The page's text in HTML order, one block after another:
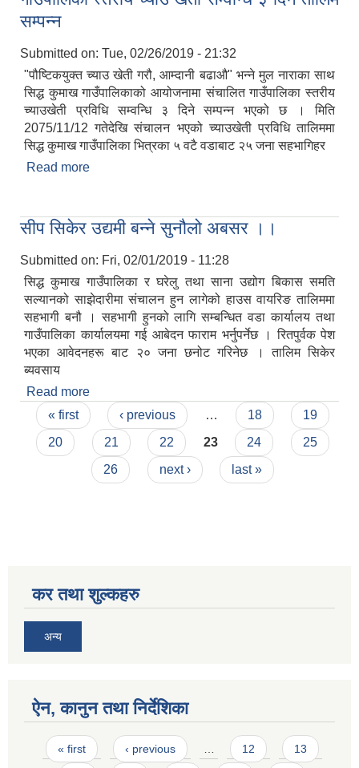
सम्पन्न
Submitted on: Tue, 02/26/2019 - 21:32
"पौष्टिकयुक्त च्याउ खेती गरौ, आम्दानी बढाऔ" भन्ने मुल नाराका साथ
सिद्ध कुमाख गाउँपालिकाको आयोजनामा संचालित गाउँपालिका स्तरीय
च्याउखेती प्रविधि सम्वन्धि ३ दिने सम्पन्न भएको छ । मिति
2075/11/12 गतेदेखि संचालन भएको च्याउखेती प्रविधि तालिममा
सिद्ध कुमाख गाउँपालिका भित्रका ५ वटै वडाबाट २५ जना सहभागिहर
Read more
सीप सिकेर उद्यमी बन्ने सुनौलो अबसर ।।
Submitted on: Fri, 02/01/2019 - 11:28
सिद्ध कुमाख गाउँपालिका र घरेलु तथा साना उद्योग बिकास समति
सल्यानको साझेदारीमा संचालन हुन लागेको हाउस वायरिङ तालिममा
सहभागी बनौ । सहभागी हुनको लागि सम्बन्धित वडा कार्यालय तथा
गाउँपालिका कार्यालयमा गई आबेदन फाराम भर्नुपर्नेछ । रितपुर्वक पेश
भएका आवेदनहरू बाट २० जना छनोट गरिनेछ । तालिम सिकेर
ब्यवसाय
Read more
Pages
« first ‹ previous … 18
19
20
21 22 23 24
25
26
next › last »
कर तथा शुल्कहरु
अन्य
ऐन, कानुन तथा निर्देशिका
Pages
« first ‹ previous 12 13